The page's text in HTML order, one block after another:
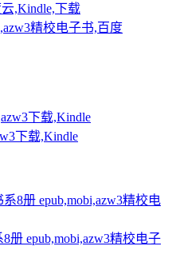
,Kindle,下载
精校电子书,百度
下载,Kindle
epub,mobi,azw3精校电子